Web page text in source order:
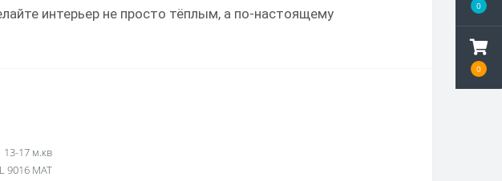
0
0
интерьер не просто тёплым, а по-настоящему
13-17 м.кв
9016 MAT